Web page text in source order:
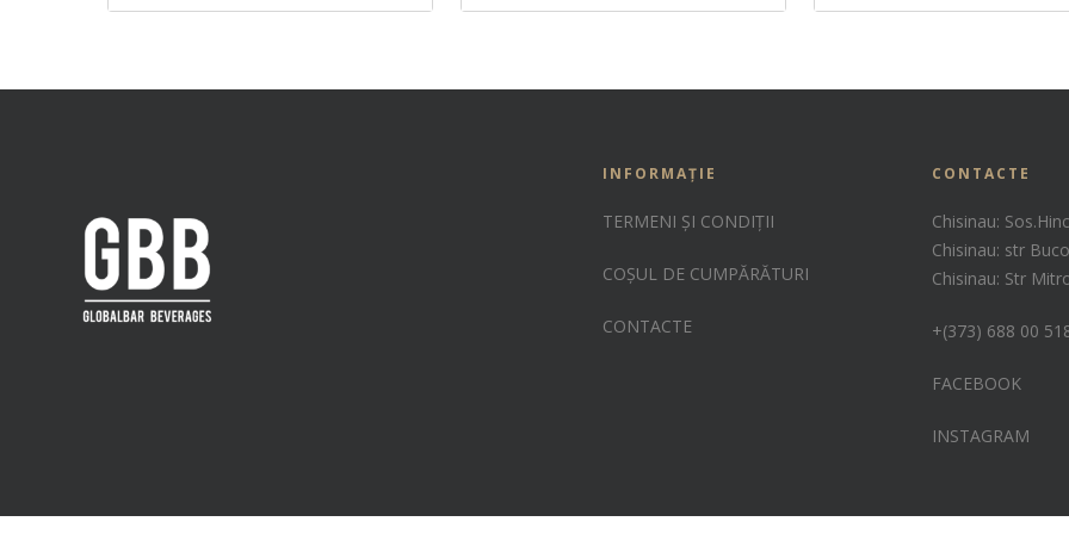
INFORMAȚIE
TERMENI ȘI CONDIȚII
COȘUL DE CUMPĂRĂTURI
CONTACTE
CONTACTE
Chisinau:
Chisinau: str
Chisinau: Str
+(373) 688 00
FACEBOOK
INSTAGRAM